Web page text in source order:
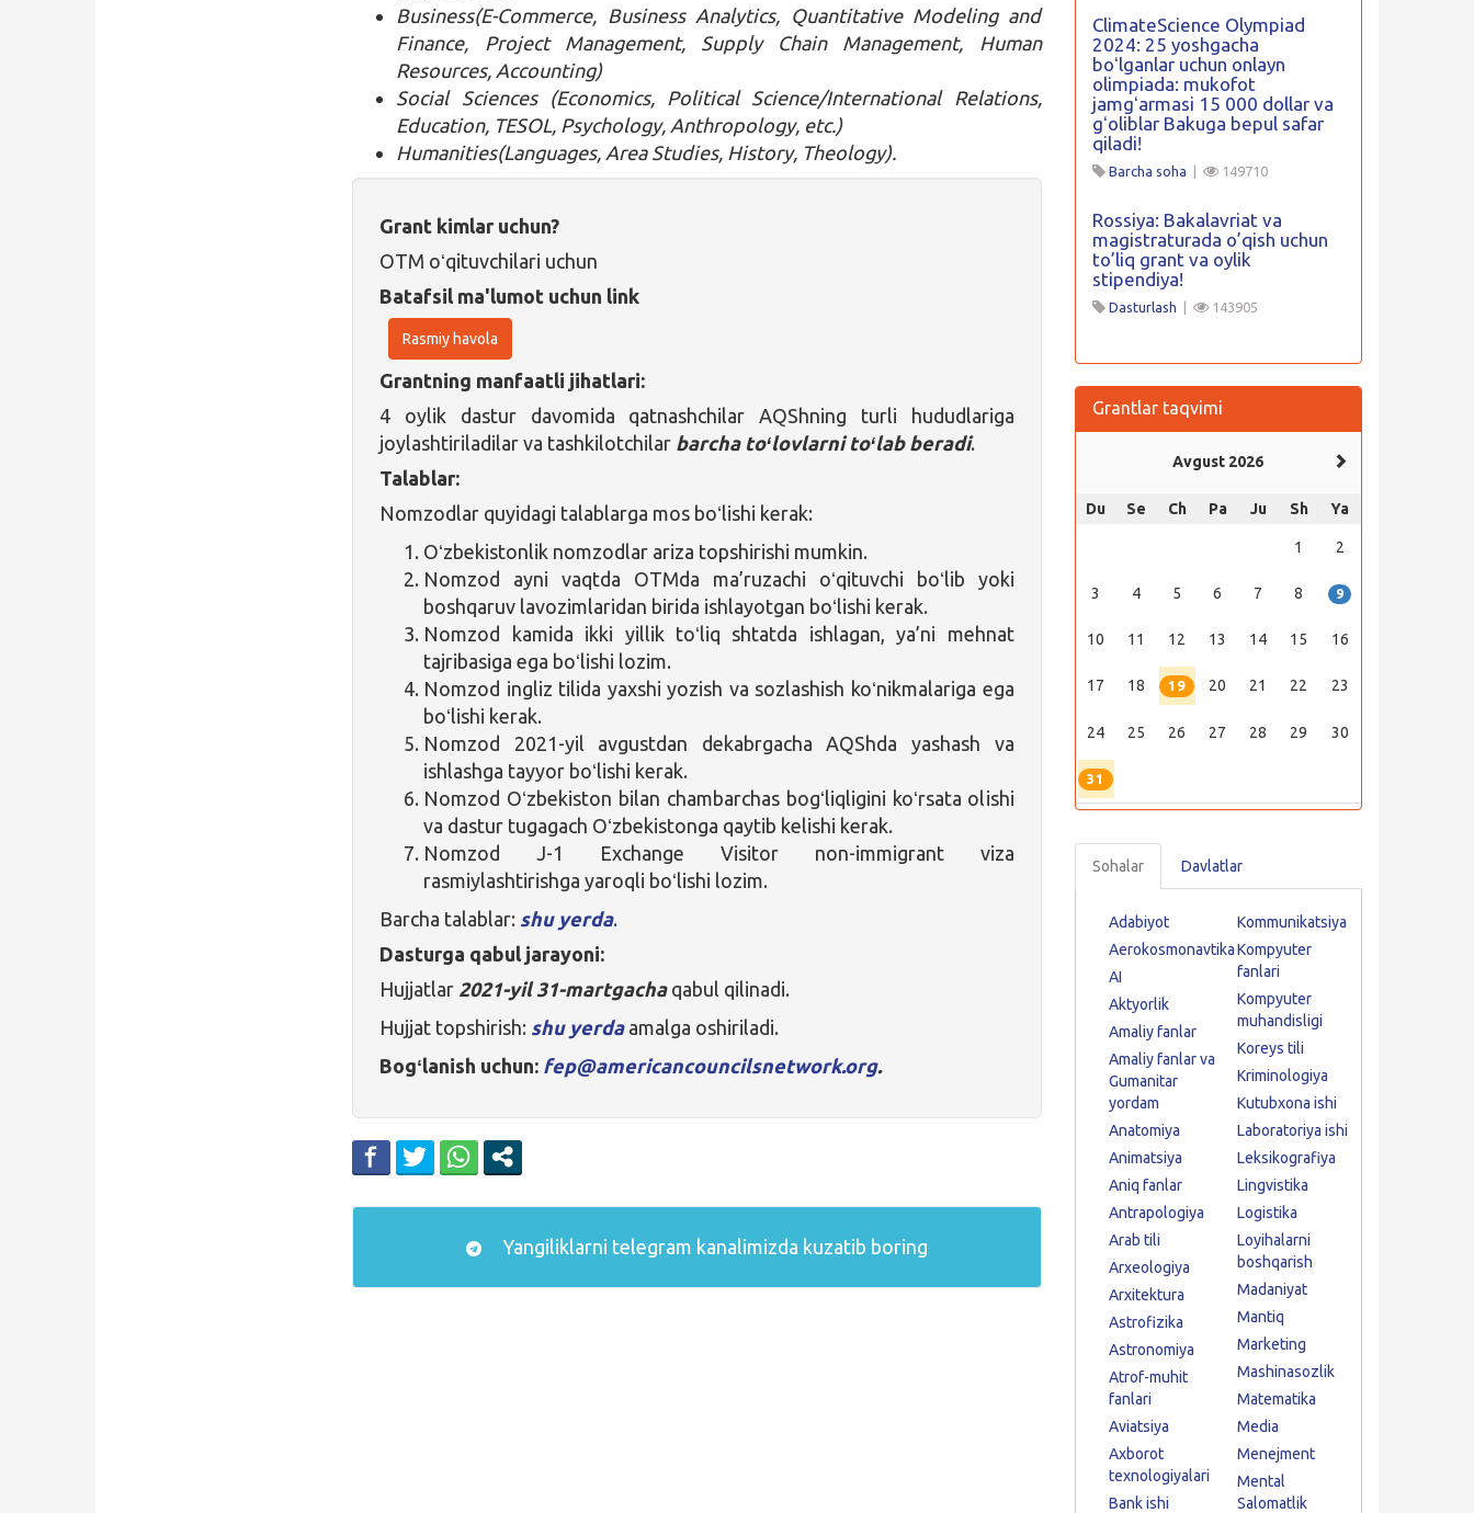
Business(E-Commerce, Business Analytics, Quantitative Modeling and
Finance, Project Management, Supply Chain Management, Human
Resources, Accounting)
Social Sciences (Economics, Political Science/International Relations,
Education, TESOL, Psychology, Anthropology, etc.)
Humanities(Languages, Area Studies, History, Theology).
Grant kimlar uchun?
OTM oʻqituvchilari uchun
Batafsil ma'lumot uchun link
Rasmiy havola
Grantning manfaatli jihatlari:
4 oylik dastur davomida qatnashchilar AQShning turli hududlariga
joylashtiriladilar va tashkilotchilar barcha toʻlovlarni toʻlab beradi.
Talablar:
Nomzodlar quyidagi talablarga mos boʻlishi kerak:
Oʻzbekistonlik nomzodlar ariza topshirishi mumkin.
Nomzod ayni vaqtda OTMda ma’ruzachi oʻqituvchi boʻlib yoki
boshqaruv lavozimlaridan birida ishlayotgan boʻlishi kerak.
Nomzod kamida ikki yillik toʻliq shtatda ishlagan, ya’ni mehnat
tajribasiga ega boʻlishi lozim.
Nomzod ingliz tilida yaxshi yozish va sozlashish koʻnikmalariga ega
boʻlishi kerak.
Nomzod 2021-yil avgustdan dekabrgacha AQShda yashash va
ishlashga tayyor boʻlishi kerak.
Nomzod Oʻzbekiston bilan chambarchas bogʻliqligini koʻrsata olishi
va dastur tugagach Oʻzbekistonga qaytib kelishi kerak.
Nomzod J-1 Exchange Visitor non-immigrant viza
rasmiylashtirishga yaroqli boʻlishi lozim.
Barcha talablar: shu yerda.
Dasturga qabul jarayoni:
Hujjatlar 2021-yil 31-martgachaqabul qilinadi.
Hujjat topshirish: shu yerdaamalga oshiriladi.
Bogʻlanish uchun: fep@americancouncilsnetwork.org.
Yangiliklarni telegram kanalimizda kuzatib boring
ClimateScience Olympiad
2024: 25 yoshgacha
boʻlganlar uchun onlayn
olimpiada: mukofot
jamgʻarmasi 15 000 dollar va
gʻoliblar Bakuga bepul safar
qiladi!
Barcha soha 149710
Rossiya: Bakalavriat va
magistraturada o’qish uchun
to’liq grant va oylik
stipendiya!
Dasturlash 143905
Grantlar taqvimi
Avgust 2026
Du Se Ch Pa Ju Sh Ya
1 2
3 4 5 6 7 8 9
10 11 12 13 14 15 16
17 18 19 20 21 22 23
24 25 26 27 28 29 30
31
Sohalar Davlatlar
Adabiyot
Aerokosmonavtika
AI
Aktyorlik
Amaliy fanlar
Amaliy fanlar va
Gumanitar
yordam
Anatomiya
Animatsiya
Aniq fanlar
Antrapologiya
Arab tili
Arxeologiya
Arxitektura
Astrofizika
Astronomiya
Atrof-muhit
fanlari
Aviatsiya
Axborot
texnologiyalari
Bank ishi
Kommunikatsiya
Kompyuter
fanlari
Kompyuter
muhandisligi
Koreys tili
Kriminologiya
Kutubxona ishi
Laboratoriya ishi
Leksikografiya
Lingvistika
Logistika
Loyihalarni
boshqarish
Madaniyat
Mantiq
Marketing
Mashinasozlik
Matematika
Media
Menejment
Mental
Salomatlik